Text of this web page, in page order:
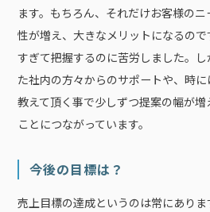
ます。もちろん、それだけお客様の
性が増え、大きなメリットになるの
すぎて把握するのに苦労しました。
た社内の方々からのサポートや、時
教えて頂く事で少しずつ提案の幅が
ことにつながっています。
今後の目標は？
売上目標の達成というのは常にあり